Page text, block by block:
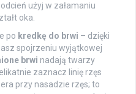
użyj w załamaniu
oka.
po kredkę do brwi – dzięki
spojrzeniu wyjątkowej
brwi nadają twarzy
zaznacz linię rzęs
przy nasadzie rzęs; to